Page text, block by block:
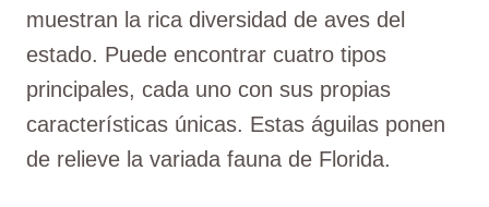
muestran la rica diversidad de aves del
estado. Puede encontrar cuatro tipos
principales, cada uno con sus propias
características únicas. Estas águilas ponen
de relieve la variada fauna de Florida.